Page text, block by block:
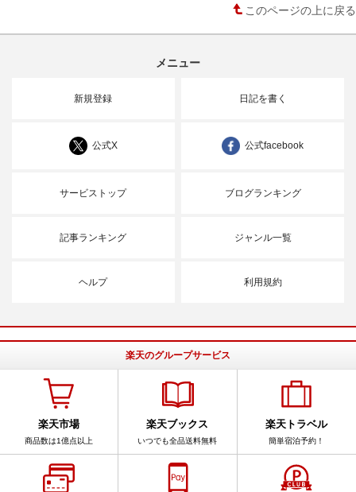
このページの上に戻る
メニュー
新規登録 日記を書く
公式X 公式facebook
サービストップ ブログランキング
記事ランキング ジャンル一覧
ヘルプ 利用規約
楽天のグループサービス
楽天市場
商品数は1億点以上
楽天ブックス
いつでも全品送料無料
楽天トラベル
簡単宿泊予約！